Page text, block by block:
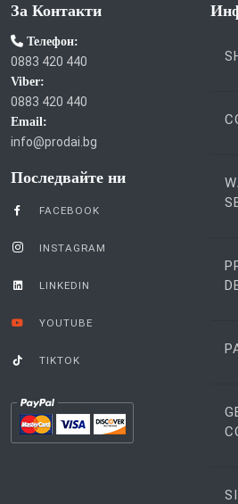
За Контакти
Телефон:
0883 420 440
Viber:
0883 420 440
Email:
info@prodai.bg
Последвайте ни
FACEBOOK
INSTAGRAM
LINKEDIN
YOUTUBE
TIKTOK